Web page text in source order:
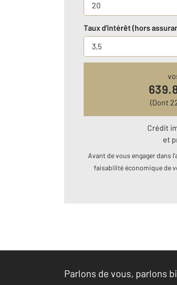
Taux d'intérêt (hors
(Dont
Crédit
et
Avant de vous engager dans
faisabilité économique de
Parlons de vous, parlons